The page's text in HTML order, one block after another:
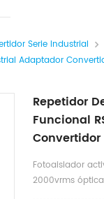
Serie Industrial
Adaptador
Repetidor
Funcional
Fotoaislador
2000vrms